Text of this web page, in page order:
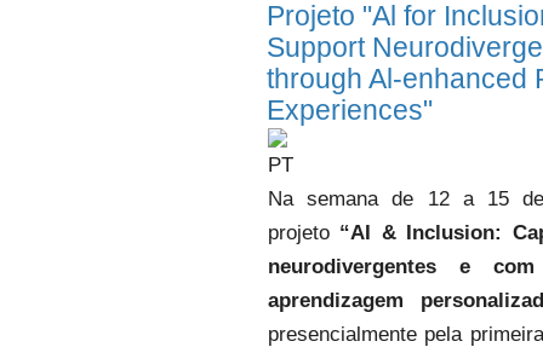
Projeto "Al for
Support
through Al-enhanced
Experiences"
PT
Na semana de 12 a 15
projeto “AI & Inclusion:
neurodivergentes e
aprendizagem
presencialmente pela